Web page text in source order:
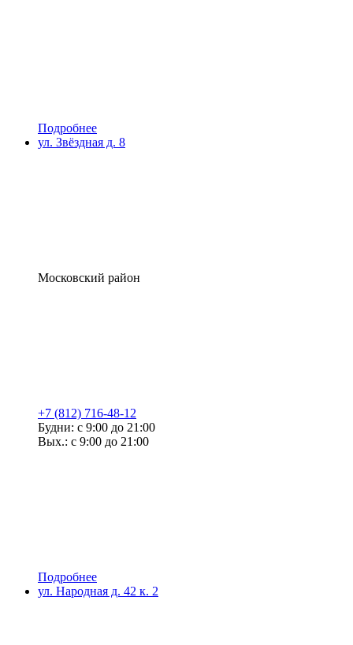
Подробнее
ул. Звёздная д. 8
Московский район
+7 (812) 716-48-12
Будни: с 9:00 до 21:00
Вых.: с 9:00 до 21:00
Подробнее
ул. Народная д. 42 к. 2